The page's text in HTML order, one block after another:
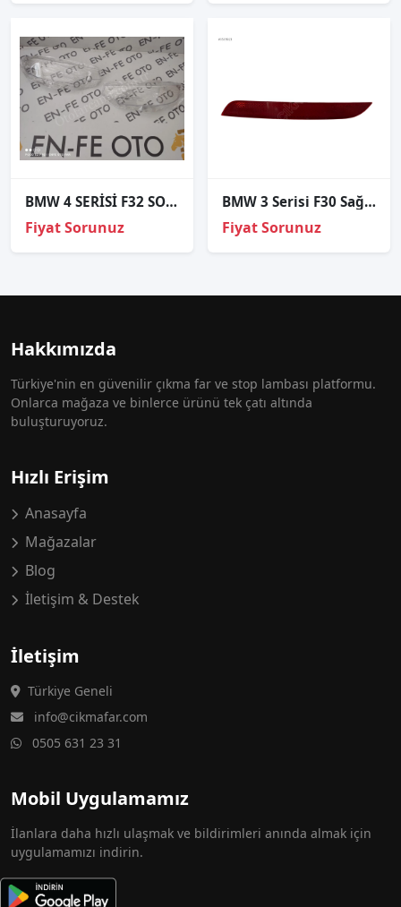
BMW 4 SERİSİ F32 SOL FAR CAMI SIFIR
Fiyat Sorunuz
BMW 3 Serisi F30 Sağ Reflektör Orjinal Parça - 730118805
Fiyat Sorunuz
Hakkımızda
Türkiye'nin en güvenilir çıkma far ve stop lambası platformu.
Onlarca mağaza ve binlerce ürünü tek çatı altında
buluşturuyoruz.
Hızlı Erişim
Anasayfa
Mağazalar
Blog
İletişim & Destek
İletişim
Türkiye Geneli
info@cikmafar.com
0505 631 23 31
Mobil Uygulamamız
İlanlara daha hızlı ulaşmak ve bildirimleri anında almak için
uygulamamızı indirin.